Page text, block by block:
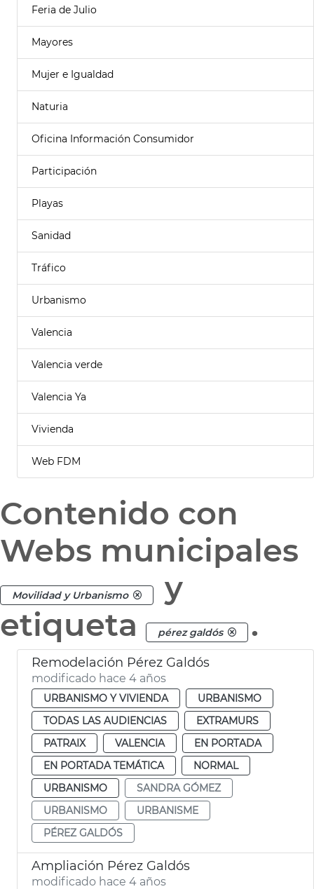
Feria de Julio
Mayores
Mujer e Igualdad
Naturia
Oficina Información Consumidor
Participación
Playas
Sanidad
Tráfico
Urbanismo
Valencia
Valencia verde
Valencia Ya
Vivienda
Web FDM
Contenido con
Webs municipales
Movilidad y Urbanismo
y
etiqueta
pérez galdós .
Remodelación Pérez Galdós
modificado hace 4 años
URBANISMO Y VIVIENDA
URBANISMO
TODAS LAS AUDIENCIAS
EXTRAMURS
PATRAIX
VALENCIA
EN PORTADA
EN PORTADA TEMÁTICA
NORMAL
URBANISMO
SANDRA GÓMEZ
URBANISMO
URBANISME
PÉREZ GALDÓS
Ampliación Pérez Galdós
modificado hace 4 años